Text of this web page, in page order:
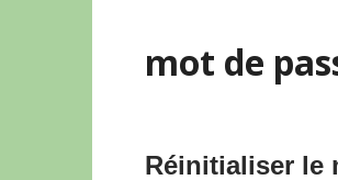
mot de
Réinitialiser le